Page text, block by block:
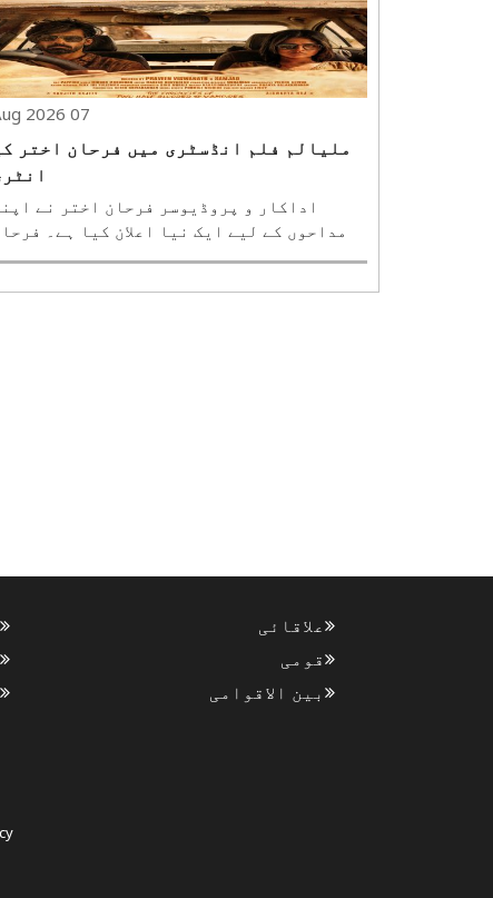
07 Aug 2026
ملیالم فلم انڈسٹری میں فرحان اختر
اداکار و پروڈیوسر فرحان اختر نے
مداحوں کے لیے ایک نیا اعلان کیا ہے۔
علاقائی
قومی
بین الاقوامی